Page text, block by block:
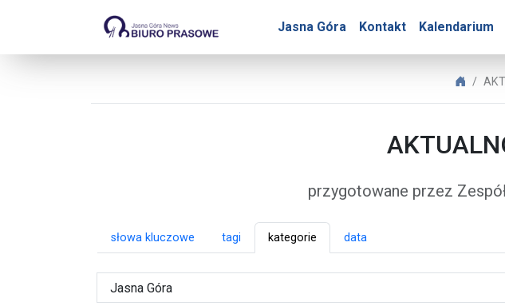
Jasna Góra Kontakt Kalendarium
Biuro Prasowe Jasnej Góry –
Biuro
przygotowane przez
słowa kluczowe tagi kategorie data